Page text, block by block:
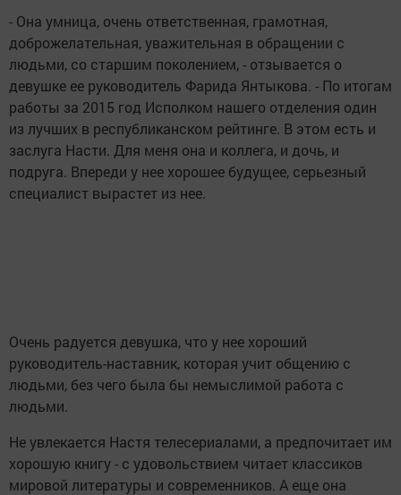
- Она умница, очень ответственная, грамотная,
доброжелательная, уважительная в обращении с
людьми, со старшим поколением, - отзывается о
девушке ее руководитель Фарида Янтыкова. - По итогам
работы за 2015 год Исполком нашего отделения один
из лучших в республиканском рейтинге. В этом есть и
заслуга Насти. Для меня она и коллега, и дочь, и
подруга. Впереди у нее хорошее будущее, серьезный
специалист вырастет из нее.
Очень радуется девушка, что у нее хороший
руководитель-наставник, которая учит общению с
людьми, без чего была бы немыслимой работа с
людьми.
Не увлекается Настя телесериалами, а предпочитает им
хорошую книгу - с удовольствием читает классиков
мировой литературы и современников. А еще она